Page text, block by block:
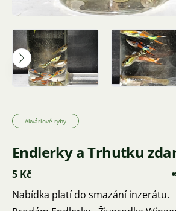
Akváriové ryby
Endlerky a Trhutku
5 Kč
Nabídka platí do smazání inzerátu.